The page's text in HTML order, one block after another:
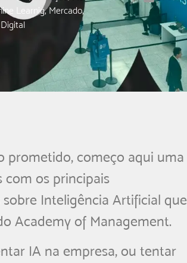
Learnig,Mercado,
prometido, começo aqui uma
com os principais
Inteligência Artificial que
Academy of Management.
IA na empresa, ou tentar